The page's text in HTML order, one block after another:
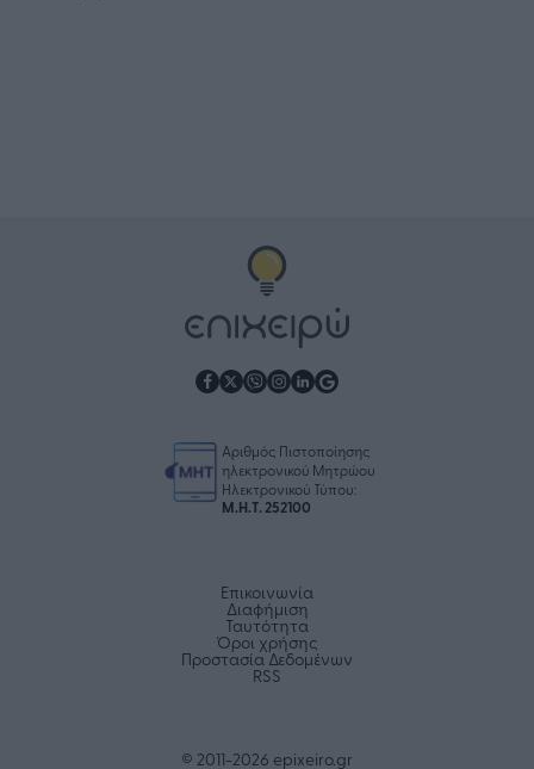
Αριθμός Πιστοποίησης
ηλεκτρονικού Μητρώου
Ηλεκτρονικού Τύπου:
Μ.Η.Τ. 252100
Επικοινωνία
Διαφήμιση
Ταυτότητα
Όροι χρήσης
Προστασία Δεδομένων
RSS
© 2011-2026 epixeiro.gr